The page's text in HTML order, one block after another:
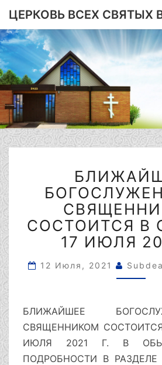
ЦЕРКОВЬ ВСЕХ СВЯТЫХ
СО
В
2021
СОСТОИТСЯ В
17 ИЮЛЯ
12 Июля, 2021
БЛИЖАЙШЕЕ
СВЯЩЕННИКОМ
ИЮЛЯ 2021 Г. В
ПОДРОБНОСТИ В РАЗДЕЛЕ